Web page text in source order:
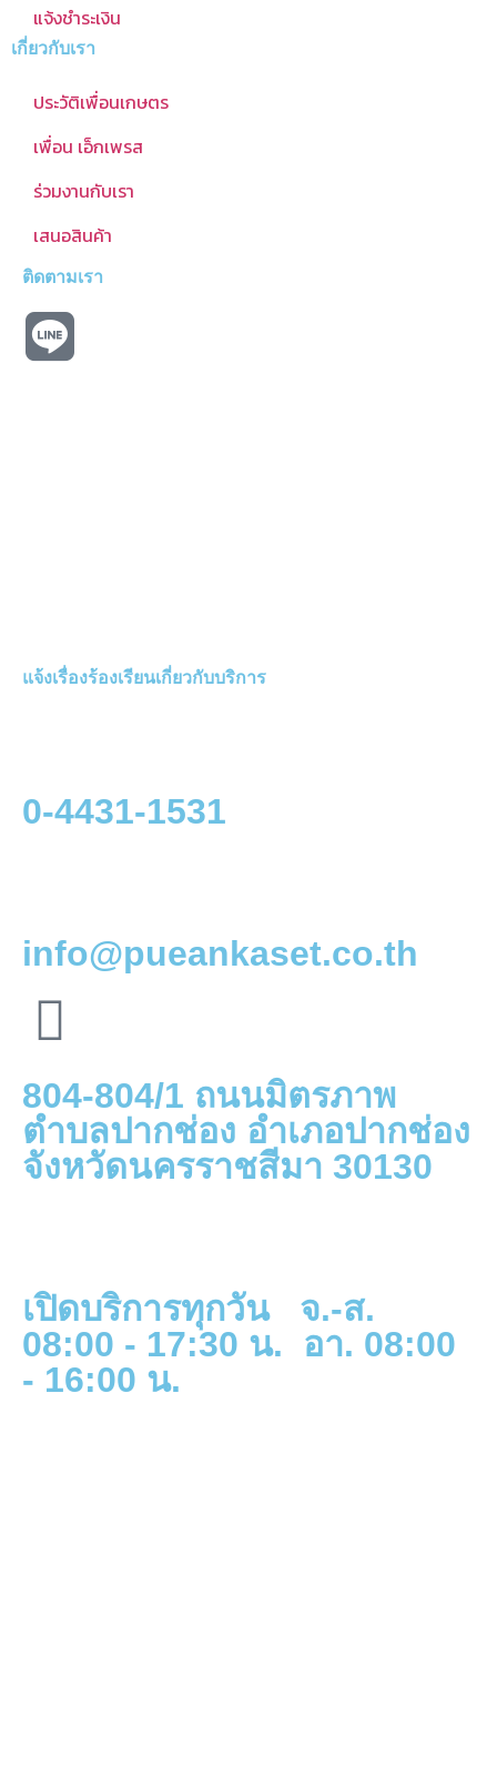
แจ้งชำระเงิน
เกี่ยวกับเรา
ประวัติเพื่อนเกษตร
เพื่อน เอ็กเพรส
ร่วมงานกับเรา
เสนอสินค้า
ติดตามเรา
แจ้งเรื่องร้องเรียนเกี่ยวกับบริการ
0-4431-1531
info@pueankaset.co.th
804-804/1 ถนนมิตรภาพ
ตำบลปากช่อง อำเภอปากช่อง
จังหวัดนครราชสีมา 30130
เปิดบริการทุกวัน จ.-ส.
08:00 - 17:30 น. อา. 08:00
- 16:00 น.